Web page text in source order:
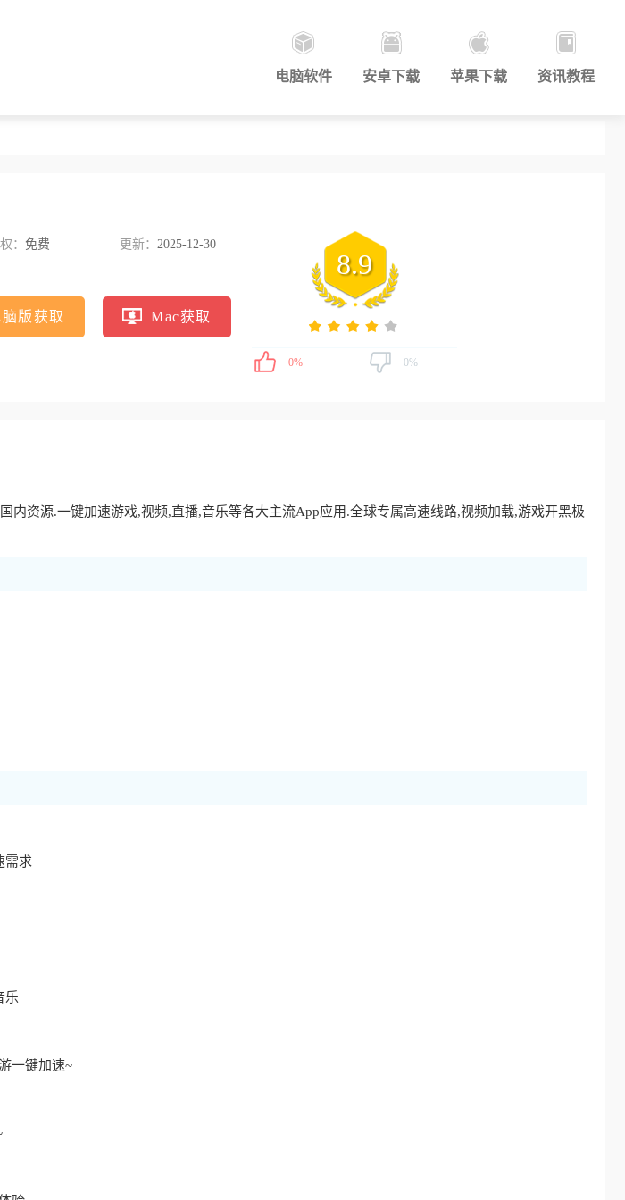
电脑软件 安卓下载 苹果下载 资讯教程
： 免费 更新： 2025-12-30
脑版获取 Mac获取
8.9
0% 0%
资源.一键加速游戏,视频,直播,音乐等各大主流App应用.全球专属高速线路,视频加载,游戏开黑极
需求
乐
一键加速~